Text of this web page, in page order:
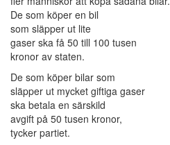
De som köper en bil
som släpper ut lite
gaser ska få 50 till 100 tusen
kronor av staten.
De som köper bilar som
släpper ut mycket giftiga gaser
ska betala en särskild
avgift på 50 tusen kronor,
tycker partiet.